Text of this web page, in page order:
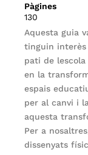
Pàgines
130
Aquesta guia
tinguin interès
pati de
en la
espais
per al canvi i
aquesta
Per a
dissenyats